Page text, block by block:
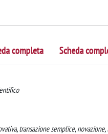
completa Scheda
transazione semplice,